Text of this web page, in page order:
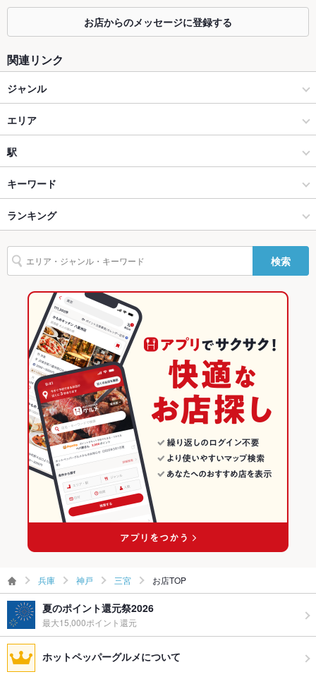
あり ：カウンター席あり★デート利用にも◎
貸切 貸切可 ：最大96名様までOK！
夜景がきれ
いなお席
あり
Wi-Fi なし
バリアフリ
駐車場 なし ：近くにコインパーキングがございます
その他設備
ご宴会に必要な備品・設備があればご相談ください。貸切予約
も◎
その他
飲み放題 あり ：2時間単品飲み放題980円/飲み放題付きコース2980円～
食べ放題
あり ：【金土祝前】：席のみご予約/フリー来店の方について
は、当日来店後にて食べ飲み放題のご利用は不可
カクテル充実、焼酎充実、日本酒充実、ワイン充実
お子様連れ
お子様連れ歓迎 ：大歓迎です！ママ会・同窓会はじめお子様連
れでもお気軽にご来店下さい♪
結婚式の2次会や打ち上げパーティーなどのご利用も大歓迎で
す。
お祝い・サ
備考
希望メッセージを記載の上ご予約お願い致します
お店からのメッセージに登録する
関連リンク
ジャンル
居酒屋
洋・和洋・各国料理・その他
神戸 × 居酒屋
神戸 × 洋・和洋・各国料理・その他
神戸三宮駅 × 居酒屋
神戸三宮駅 × 洋・和洋・各国料理・その他
ダイニングバー・バル
スペインバル・イタリアンバール
神戸 × ダイニングバー・バル
神戸 × スペインバル・イタリアンバール
神戸三宮駅 × ダイニングバー・バル
神戸三宮駅 × スペインバル・イタリアンバール
エリア
三宮
三宮 × 居酒屋
三宮 × 洋・和洋・各国料理・その他
三宮 × ダイニングバー・バル
三宮 × スペインバル・イタリアンバール
兵庫 × 居酒屋
兵庫 × 洋・和洋・各国料理・その他
兵庫 × ダイニングバー・バル
兵庫 × スペインバル・イタリアンバール
駅
旧居留地・大丸前駅
三ノ宮駅
神戸三宮駅
キーワード
手羽先 からあげ
揚げ餃子
ランキング
兵庫のグルメランキング
兵庫の居酒屋ランキング
神戸のグルメランキング
神戸の居酒屋ランキング
三宮のグルメランキング
三宮の居酒屋ランキング
検索
兵庫 神戸 三宮 お店TOP
夏のポイント還元祭2026
最大15,000ポイント還元
ホットペッパーグルメについて